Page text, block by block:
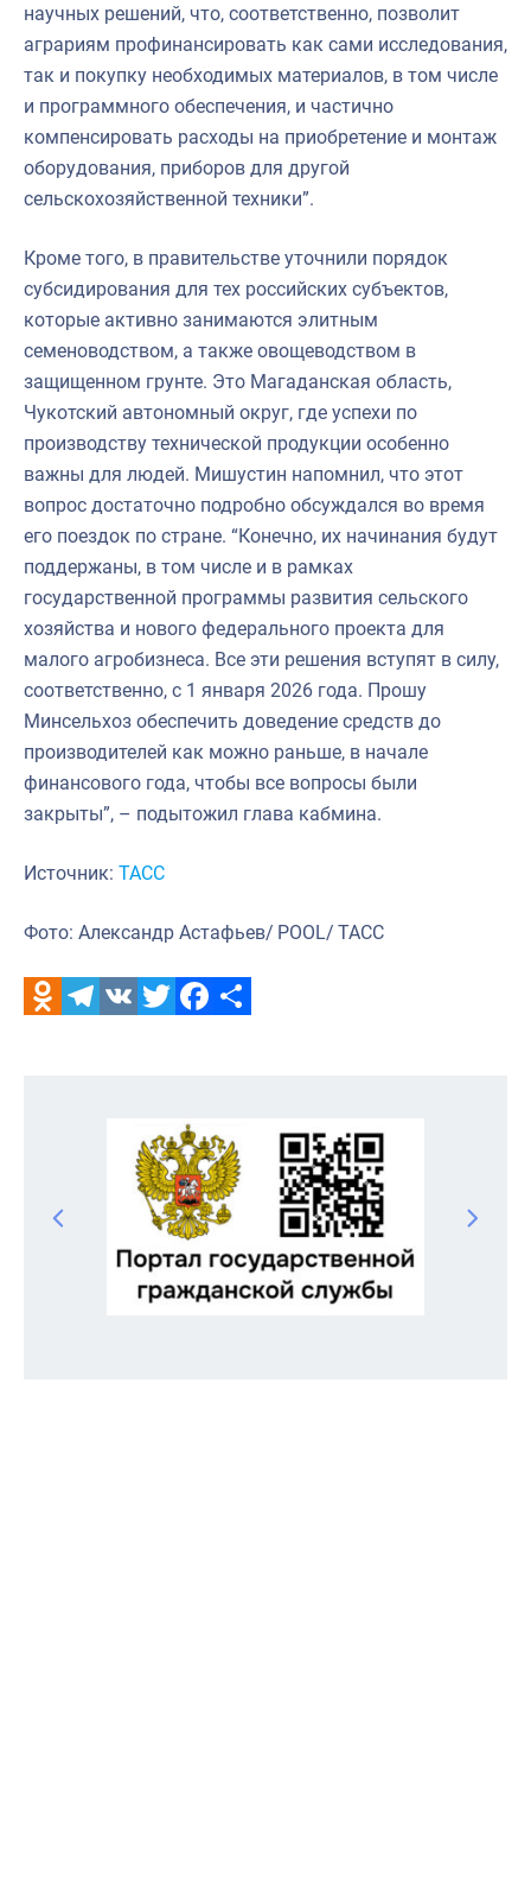
научных решений, что, соответственно, позволит
аграриям профинансировать как сами исследования,
так и покупку необходимых материалов, в том числе
и программного обеспечения, и частично
компенсировать расходы на приобретение и монтаж
оборудования, приборов для другой
сельскохозяйственной техники”.
Кроме того, в правительстве уточнили порядок
субсидирования для тех российских субъектов,
которые активно занимаются элитным
семеноводством, а также овощеводством в
защищенном грунте. Это Магаданская область,
Чукотский автономный округ, где успехи по
производству технической продукции особенно
важны для людей. Мишустин напомнил, что этот
вопрос достаточно подробно обсуждался во время
его поездок по стране. “Конечно, их начинания будут
поддержаны, в том числе и в рамках
государственной программы развития сельского
хозяйства и нового федерального проекта для
малого агробизнеса. Все эти решения вступят в силу,
соответственно, с 1 января 2026 года. Прошу
Минсельхоз обеспечить доведение средств до
производителей как можно раньше, в начале
финансового года, чтобы все вопросы были
закрыты”, – подытожил глава кабмина.
Источник: ТАСС
Фото: Александр Астафьев/ POOL/ ТАСС